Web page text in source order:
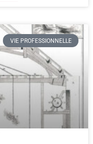
VIE PROFESSIONNELLE